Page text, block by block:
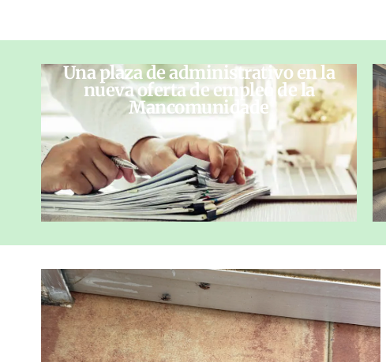
Una plaza de administrativo en la
nueva oferta de empleo de la
Mancomunidade